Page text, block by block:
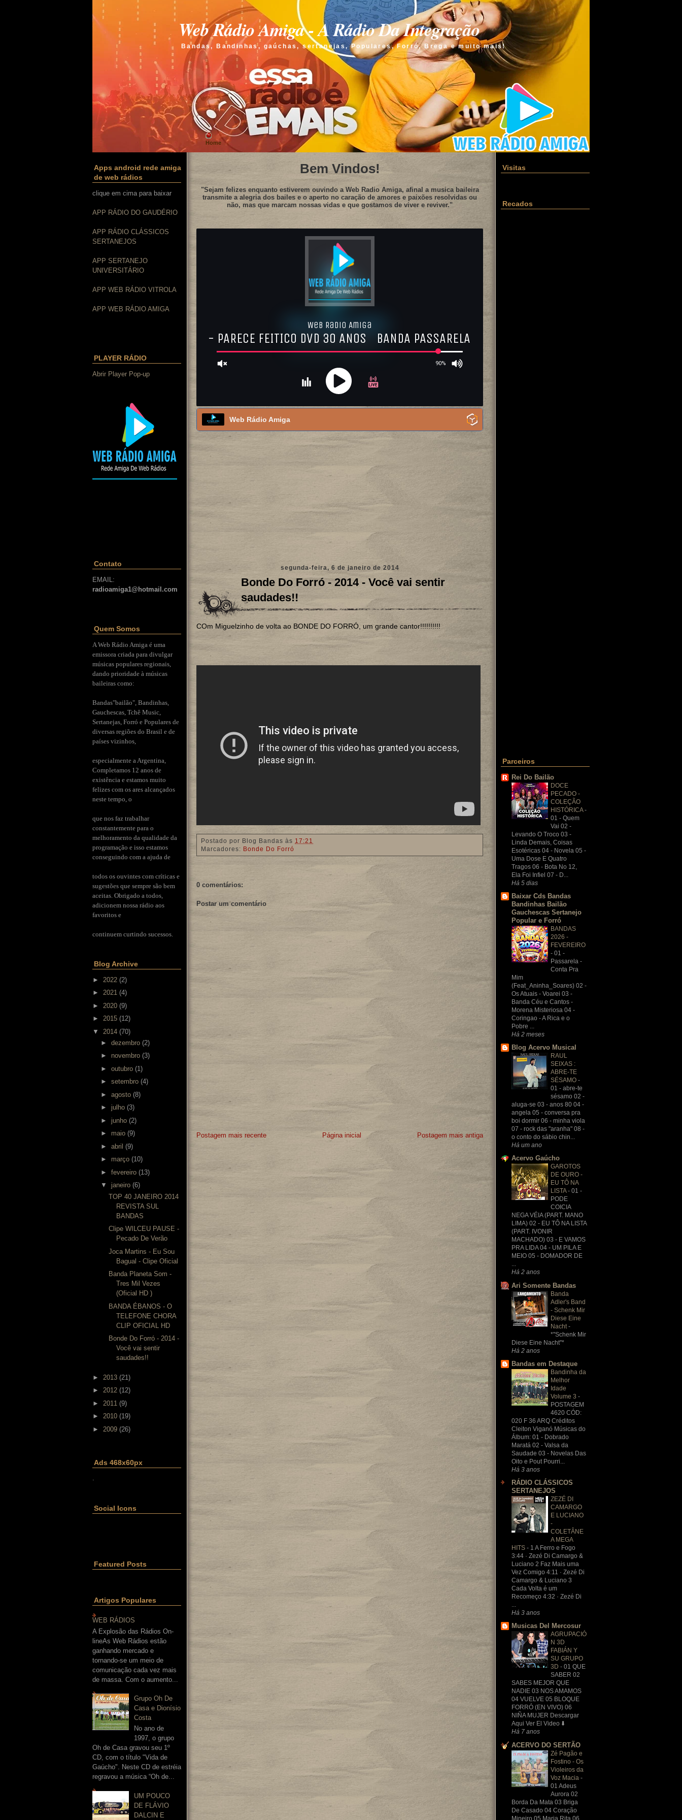
Web Rádio Amiga - A Rádio Da Integração
Bandas, Bandinhas, gaúchas, sertanejas, Populares, Forró, Brega e muito mais!
Home
Apps android rede amiga
de web rádios
clique em cima para baixar
APP RÁDIO DO GAUDÉRIO
APP RÁDIO CLÁSSICOS
SERTANEJOS
APP SERTANEJO
UNIVERSITÁRIO
APP WEB RÁDIO VITROLA
APP WEB RÁDIO AMIGA
PLAYER RÁDIO
Abrir Player Pop-up
Contato
EMAIL:
radioamiga1@hotmail.com
Quem Somos
A Web Rádio Amiga é uma
emissora criada para divulgar
músicas populares regionais,
dando prioridade à músicas
baileiras como:
Bandas"bailão", Bandinhas,
Gauchescas, Tchê Music,
Sertanejas, Forró e Populares de
diversas regiões do Brasil e de
países vizinhos,
especialmente a Argentina,
Completamos 12 anos de
existência e estamos muito
felizes com os ares alcançados
neste tempo, o
que nos faz trabalhar
constantemente para o
melhoramento da qualidade da
programação e isso estamos
conseguindo com a ajuda de
todos os ouvintes com críticas e
sugestões que sempre são bem
aceitas. Obrigado a todos,
adicionem nossa rádio aos
favoritos e
continuem curtindo sucessos.
Blog Archive
► 2022 (2)
► 2021 (4)
► 2020 (9)
► 2015 (12)
▼ 2014 (70)
► dezembro (2)
► novembro (3)
► outubro (1)
► setembro (4)
► agosto (8)
► julho (3)
► junho (2)
► maio (9)
► abril (9)
► março (10)
► fevereiro (13)
▼ janeiro (6)
TOP 40 JANEIRO 2014
REVISTA SUL
BANDAS
Clipe WILCEU PAUSE -
Pecado De Verão
Joca Martins - Eu Sou
Bagual - Clipe Oficial
Banda Planeta Som -
Tres Mil Vezes
(Oficial HD )
BANDA ÉBANOS - O
TELEFONE CHORA
CLIP OFICIAL HD
Bonde Do Forró - 2014 -
Você vai sentir
saudades!!
► 2013 (21)
► 2012 (12)
► 2011 (9)
► 2010 (19)
► 2009 (26)
Ads 468x60px
.
Social Icons
Featured Posts
Artigos Populares
WEB RÁDIOS
A Explosão das Rádios On-
lineAs Web Rádios estão
ganhando mercado e
tornando-se um meio de
comunicação cada vez mais
de massa. Com o aumento...
Grupo Oh De
Casa e Dionísio
Costa
No ano de
1997, o grupo
Oh de Casa gravou seu 1º
CD, com o título "Vida de
Gaúcho". Neste CD de estréia
regravou a música “Oh de...
UM POUCO
DE FLÁVIO
DALCIN E
Bem Vindos!
"Sejam felizes enquanto estiverem ouvindo a Web Radio Amiga, afinal a musica baileira
transmite a alegria dos bailes e o aperto no caração de amores e paixões resolvidas ou
não, mas que marcam nossas vidas e que gostamos de viver e reviver."
Web Rádio Amiga
segunda-feira, 6 de janeiro de 2014
Bonde Do Forró - 2014 - Você vai sentir
saudades!!
COm Miguelzinho de volta ao BONDE DO FORRÓ, um grande cantor!!!!!!!!!!
Postado por Blog Bandas às 17:21
Marcadores: Bonde Do Forró
0 comentários:
Postar um comentário
Postagem mais recente Postagem mais antiga
Página inicial
Visitas
Recados
Parceiros
Rei Do Bailão
DOCE
PECADO -
COLEÇÃO
HISTÓRICA-
01 - Quem
Vai 02 -
Levando O Troco 03 -
Linda Demais, Coisas
Esotéricas 04 - Novela 05 -
Uma Dose E Quatro
Tragos 06 - Bota No 12,
Ela Foi Infiel 07 - D...
Há 5 dias
Baixar Cds Bandas
Bandinhas Bailão
Gauchescas Sertanejo
Popular e Forró
BANDAS
2026 -
FEVEREIRO
- 01 -
Passarela -
Conta Pra
Mim
(Feat_Aninha_Soares) 02 -
Os Atuais - Voarei 03 -
Banda Céu e Cantos -
Morena Misteriosa 04 -
Coringao - A Rica e o
Pobre ...
Há 2 meses
Blog Acervo Musical
RAUL
SEIXAS :
ABRE-TE
SÉSAMO -
01 - abre-te
sésamo 02 -
aluga-se 03 - anos 80 04 -
angela 05 - conversa pra
boi dormir 06 - minha viola
07 - rock das "aranha" 08 -
o conto do sábio chin...
Há um ano
Acervo Gaúcho
GAROTOS
DE OURO -
EU TÔ NA
LISTA- 01 -
PODE
COICIA
NEGA VÉIA (PART. MANO
LIMA) 02 - EU TÔ NA LISTA
(PART. IVONIR
MACHADO) 03 - E VAMOS
PRA LIDA 04 - UM PILA E
MEIO 05 - DOMADOR DE
...
Há 2 anos
Ari Somente Bandas
Banda
Adler's Band
- Schenk Mir
Diese Eine
Nacht -
*''Schenk Mir
Diese Eine Nacht''*
Há 2 anos
Bandas em Destaque
Bandinha da
Melhor
Idade
Volume 3 -
POSTAGEM
4620 CÓD:
020 F 36 ARQ Créditos
Cleiton Viganó Músicas do
Álbum: 01 - Dobrado
Maratá 02 - Valsa da
Saudade 03 - Novelas Das
Oito e Pout Pourri...
Há 3 anos
RÁDIO CLÁSSICOS
SERTANEJOS
ZEZÉ DI
CAMARGO
E LUCIANO
-
COLETÂNE
A MEGA
HITS - 1 A Ferro e Fogo
3:44 · Zezé Di Camargo &
Luciano 2 Faz Mais uma
Vez Comigo 4:11 · Zezé Di
Camargo & Luciano 3
Cada Volta é um
Recomeço 4:32 · Zezé Di
...
Há 3 anos
Musicas Del Mercosur
AGRUPACIÓ
N 3D
FABIÁN Y
SU GRUPO
3D - 01 QUE
SABER 02
SABES MEJOR QUE
NADIE 03 NOS AMAMOS
04 VUELVE 05 BLOQUE
FORRÓ (EN VIVO) 06
NIÑA MUJER Descargar
Aqui Ver El Video ⬇️
Há 7 anos
ACERVO DO SERTÃO
Zé Pagão e
Fostino - Os
Violeiros da
Voz Macia -
01 Adeus
Aurora 02
Borda Da Mata 03 Briga
De Casado 04 Coração
Mineiro 05 Maria Rita 06